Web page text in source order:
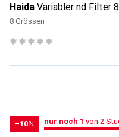
Haida Variabler nd Filter
8 Grössen
−10% 1 / 2 im Sale
nur noch 1 von 2